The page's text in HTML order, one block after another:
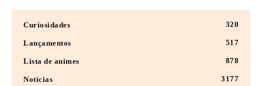
Curiosidades 320
Lançamentos 517
Lista de animes 878
Notícias 3177